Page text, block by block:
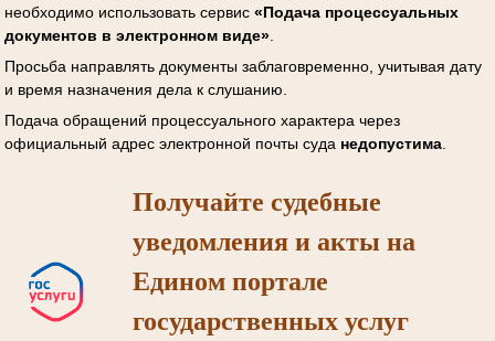
необходимо использовать сервис «Подача процессуальных
документов в электронном виде».
Просьба направлять документы заблаговременно, учитывая дату
и время назначения дела к слушанию.
Подача обращений процессуального характера через
официальный адрес электронной почты суда недопустима.
Получайте судебные
уведомления и акты на
Едином портале
государственных услуг